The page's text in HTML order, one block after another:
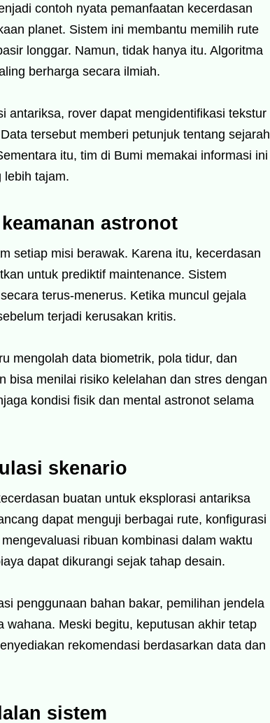
contoh nyata pemanfaatan kecerdasan
planet. Sistem ini membantu memilih rute
longgar. Namun, tidak hanya itu. Algoritma
berharga secara ilmiah.
antariksa, rover dapat mengidentifikasi tekstur
tersebut memberi petunjuk tentang sejarah
itu, tim di Bumi memakai informasi ini
lebih tajam.
astronot
setiap misi berawak. Karena itu, kecerdasan
untuk prediktif maintenance. Sistem
terus-menerus. Ketika muncul gejala
terjadi kerusakan kritis.
mengolah data biometrik, pola tidur, dan
bisa menilai risiko kelelahan dan stres dengan
kondisi fisik dan mental astronot selama
skenario
buatan untuk eksplorasi antariksa
dapat menguji berbagai rute, konfigurasi
ribuan kombinasi dalam waktu
dapat dikurangi sejak tahap desain.
penggunaan bahan bakar, pemilihan jendela
Meski begitu, keputusan akhir tetap
rekomendasi berdasarkan data dan
sistem